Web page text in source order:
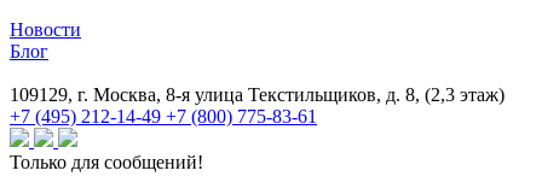
Новости
Блог
109129, г. Москва, 8-я улица Текстильщиков, д. 8, (2,3 этаж)
+7 (495) 212-14-49 +7 (800) 775-83-61
Только для сообщений!